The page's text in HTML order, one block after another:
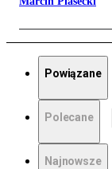
Powiązane
Polecane
Najnowsze